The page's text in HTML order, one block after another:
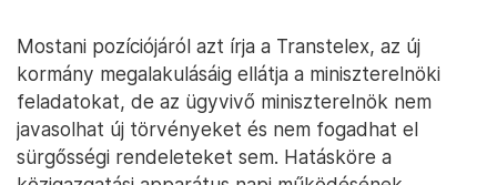
Mostani pozíciójáról azt írja a Transtelex, az új
kormány megalakulásáig ellátja a miniszterelnöki
feladatokat, de az ügyvivő miniszterelnök nem
javasolhat új törvényeket és nem fogadhat el
sürgősségi rendeleteket sem. Hatásköre a